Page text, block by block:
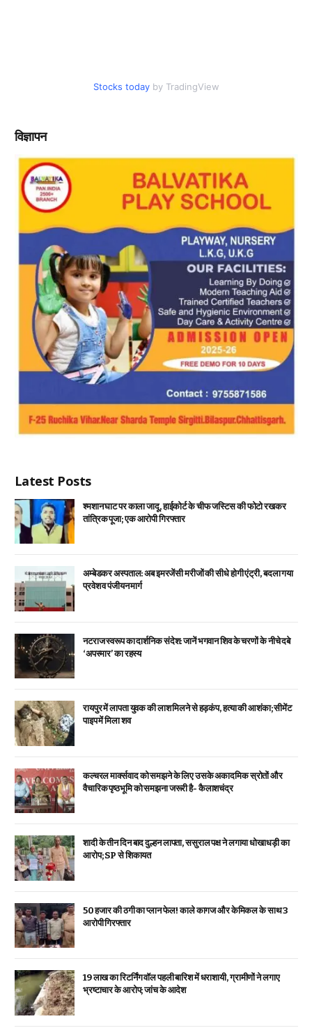
Stocks today by TradingView
विज्ञापन
Latest Posts
श्मशान घाट पर काला जादू, हाईकोर्ट के चीफ जस्टिस की फोटो रखकर
तांत्रिक पूजा; एक आरोपी गिरफ्तार
अम्बेडकर अस्पताल: अब इमरजेंसी मरीजों की सीधे होगी एंट्री, बदला गया
प्रवेश व पंजीयन मार्ग
नटराज स्वरूप का दार्शनिक संदेश: जानें भगवान शिव के चरणों के नीचे दबे
‘अपस्मार’ का रहस्य
रायपुर में लापता युवक की लाश मिलने से हड़कंप, हत्या की आशंका; सीमेंट
पाइप में मिला शव
कल्चरल मार्क्सवाद को समझने के लिए उसके अकादमिक स्रोतों और
वैचारिक पृष्ठभूमि को समझना जरूरी है- कैलाशचंद्र
शादी के तीन दिन बाद दुल्हन लापता, ससुराल पक्ष ने लगाया धोखाधड़ी का
आरोप; SP से शिकायत
₹50 हजार की ठगी का प्लान फेल! काले कागज और केमिकल के साथ 3
आरोपी गिरफ्तार
19 लाख का रिटर्निंग वॉल पहली बारिश में धराशायी, ग्रामीणों ने लगाए
भ्रष्टाचार के आरोप; जांच के आदेश